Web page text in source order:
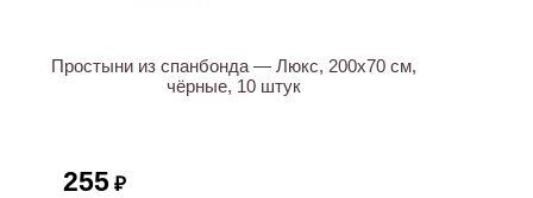
Простыни из спанбонда — Люкс, 200х70 см,
чёрные, 10 штук
255 ₽